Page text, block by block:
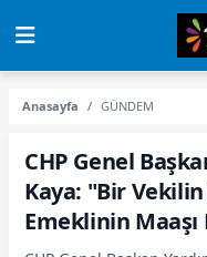
Anasayfa GÜNDEM
CHP Genel
Kaya: "Bir
Emeklinin